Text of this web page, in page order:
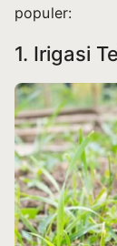
populer:
1. Irigasi